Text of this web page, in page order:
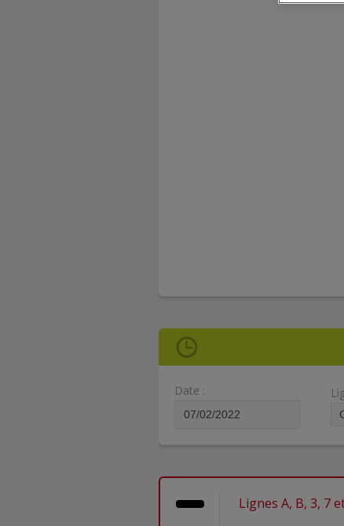
Date :
Lignes A, B, 3, 7